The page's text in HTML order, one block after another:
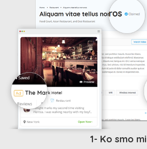
1- Ko smo mi